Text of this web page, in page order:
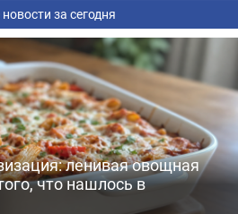
за сегодня
ленивая овощная
что нашлось в